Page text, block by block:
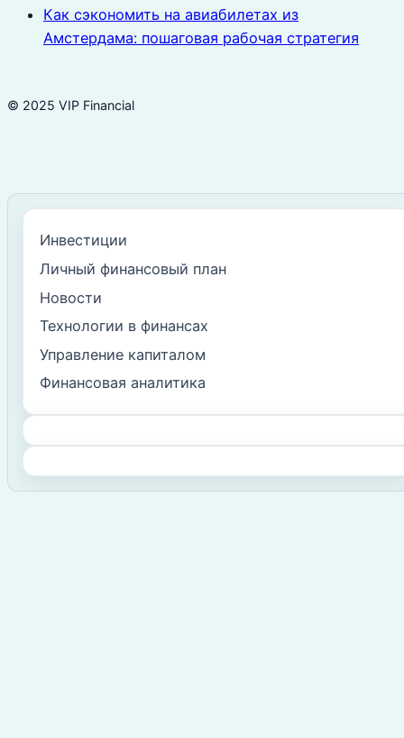
Как сэкономить на авиабилетах из
Амстердама: пошаговая рабочая стратегия
© 2025 VIP Financial
Инвестиции
Личный финансовый план
Новости
Технологии в финансах
Управление капиталом
Финансовая аналитика